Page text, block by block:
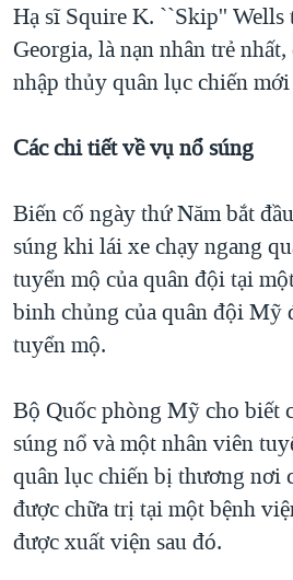
Hạ sĩ Squire K. ``Skip'' Wells
Georgia, là nạn nhân trẻ
nhập thủy quân lục chiến
Các chi tiết về vụ nổ súng
Biến cố ngày thứ Năm bắt
súng khi lái xe chạy ngang
tuyển mộ của quân đội tại
binh chủng của quân đội Mỹ
tuyển mộ.
Bộ Quốc phòng Mỹ cho biết
súng nổ và một nhân viên
quân lục chiến bị thương nơi
được chữa trị tại một bệnh
được xuất viện sau đó.